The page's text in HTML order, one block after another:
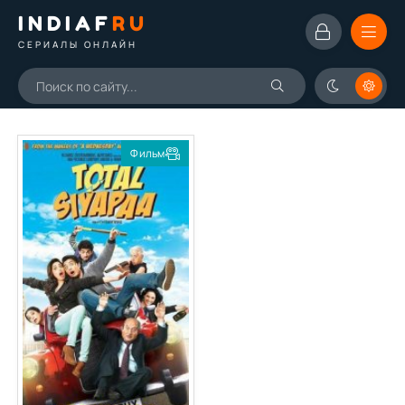
INDIAFRU
СЕРИАЛЫ ОНЛАЙН
Фильм